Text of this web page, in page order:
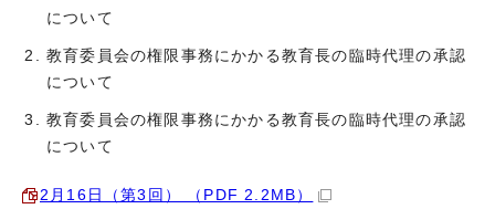
について
教育委員会の権限事務にかかる教育長の臨時代理の承認
について
教育委員会の権限事務にかかる教育長の臨時代理の承認
について
2月16日（第3回） （PDF 2.2MB）